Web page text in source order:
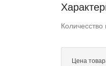
Цена